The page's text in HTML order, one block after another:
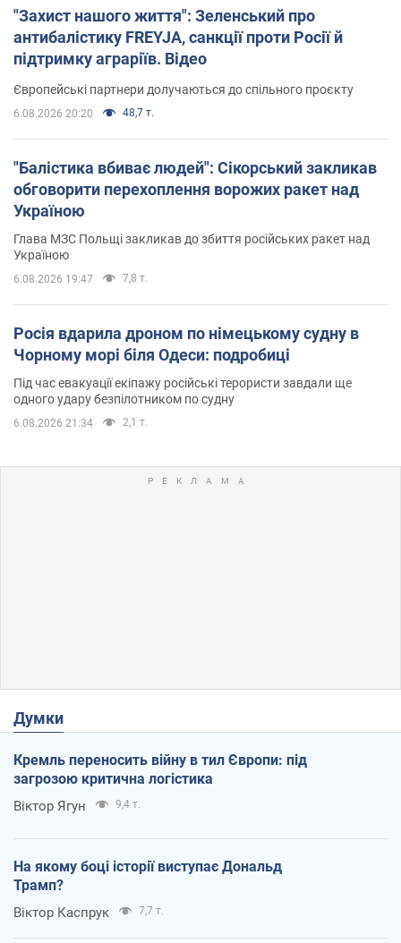
"Захист нашого життя": Зеленський про
антибалістику FREYJA, санкції проти Росії й
підтримку аграріїв. Відео
Європейські партнери долучаються до спільного проєкту
6.08.2026 20:20 48,7 т.
"Балістика вбиває людей": Сікорський закликав
обговорити перехоплення ворожих ракет над
Україною
Глава МЗС Польщі закликав до збиття російських ракет над
Україною
6.08.2026 19:47 7,8 т.
Росія вдарила дроном по німецькому судну в
Чорному морі біля Одеси: подробиці
Під час евакуації екіпажу російські терористи завдали ще
одного удару безпілотником по судну
6.08.2026 21:34 2,1 т.
Думки
Кремль переносить війну в тил Європи: під
загрозою критична логістика
Віктор Ягун 9,4 т.
На якому боці історії виступає Дональд
Трамп?
Віктор Каспрук 7,7 т.